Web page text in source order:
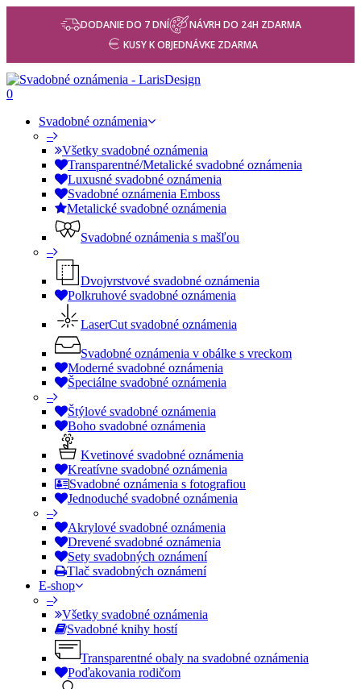
DODANIE DO 7 DNÍ
NÁVRH DO 24H ZDARMA
KUSY K OBJEDNÁVKE ZDARMA
0
Svadobné oznámenia
–
Všetky svadobné oznámenia
Transparentné/Metalické svadobné oznámenia
Luxusné svadobné oznámenia
Svadobné oznámenia Emboss
Metalické svadobné oznámenia
Svadobné oznámenia s mašľou
–
Dvojvrstvové svadobné oznámenia
Polkruhové svadobné oznámenia
LaserCut svadobné oznámenia
Svadobné oznámenia v obálke s vreckom
Moderné svadobné oznámenia
Špeciálne svadobné oznámenia
–
Štýlové svadobné oznámenia
Boho svadobné oznámenia
Kvetinové svadobné oznámenia
Kreatívne svadobné oznámenia
Svadobné oznámenia s fotografiou
Jednoduché svadobné oznámenia
–
Akrylové svadobné oznámenia
Drevené svadobné oznámenia
Sety svadobných oznámení
Tlač svadobných oznámení
E-shop
–
Všetky svadobné oznámenia
Svadobné knihy hostí
Transparentné obaly na svadobné oznámenia
Poďakovania rodičom